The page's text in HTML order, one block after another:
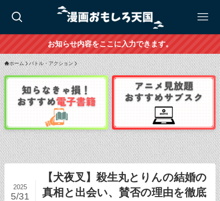
お知らせ内容をここに入力できます。
ホーム バトル・アクション
【犬夜叉】殺生丸とりんの結婚の
真相と出会い、賛否の理由を徹底
2025
5/31